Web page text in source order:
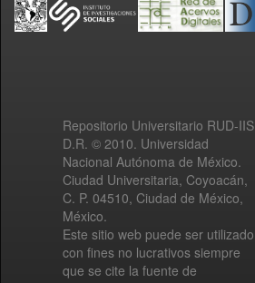
Repositorio Universitario RUD-IIS
D.R. © 2010. Universidad
Nacional Autónoma de México.
Ciudad Universitaria, Coyoacán,
C. P. 04510, Ciudad de México,
México.
Este sitio web puede ser utilizado
con fines no lucrativos siempre
que se cite la fuente de